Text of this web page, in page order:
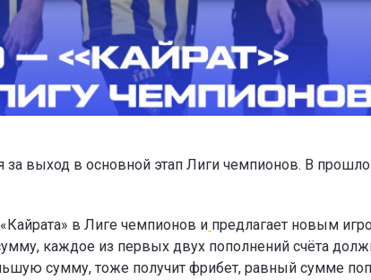
за выход в основной этап Лиги чемпионов. В
в Лиге чемпионов и предлагает новым
каждое из первых двух пополнений счёта
сумму, тоже получит фрибет, равный сумме